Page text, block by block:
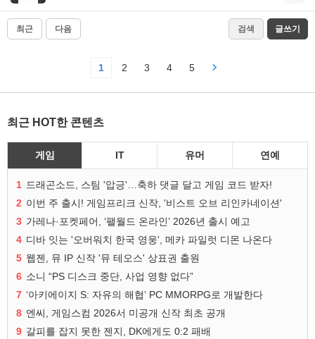
최근 다음 검색 글쓰기
1 2 3 4 5
최근 HOT한 콘텐츠
게임 IT 유머 연예
1 드래곤소드, 스팀 '압긍'…축하 댓글 달고 게임 코드 받자!
2 이번 주 출시! 게임프리크 신작, '비스트 오브 리인카네이션'
3 가레나·포켓페어, ‘팰월드 온라인’ 2026년 출시 예고
4 디바 잇는 '오버워치 한국 영웅', 메카 파일럿 디몬 나온다
5 웹젠, 뮤 IP 신작 '뮤 테오스' 상표권 출원
6 소니 “PS 디스크 중단, 사업 영향 없다”
7 ‘아키에이지 S: 자유의 해협’ PC MMORPG로 개발한다
8 엔씨, 게임스컴 2026서 미공개 신작 최초 공개
9 갈피를 잡지 못한 젠지, DK에게도 0:2 패배